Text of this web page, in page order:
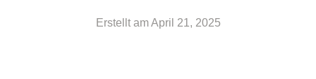
Erstellt am April 21, 2025